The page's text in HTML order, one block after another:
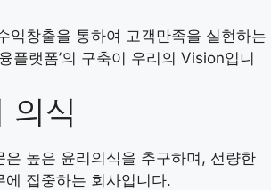
익창출을 통하여 고객만족을 실현하는
플랫폼’의 구축이 우리의 Vision입니
의식
은 높은 윤리의식을 추구하며, 선량한
에 집중하는 회사입니다.